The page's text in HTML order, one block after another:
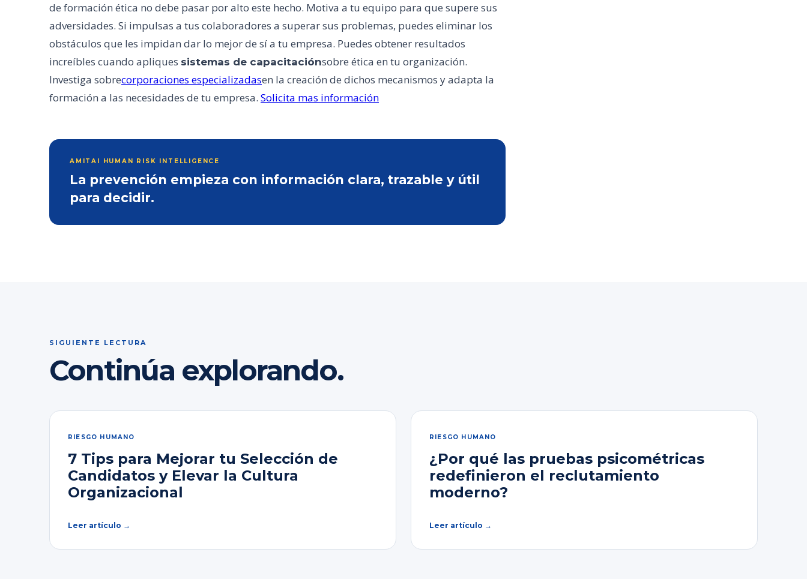
de formación ética no debe pasar por alto este hecho. Motiva a tu equipo para que supere sus
adversidades. Si impulsas a tus colaboradores a superar sus problemas, puedes eliminar los
obstáculos que les impidan dar lo mejor de sí a tu empresa. Puedes obtener resultados
increíbles cuando apliques sistemas de capacitaciónsobre ética en tu organización.
Investiga sobrecorporaciones especializadasen la creación de dichos mecanismos y adapta la
formación a las necesidades de tu empresa. Solicita mas información
AMITAI HUMAN RISK INTELLIGENCE
La prevención empieza con información clara, trazable y útil
para decidir.
SIGUIENTE LECTURA
Continúa explorando.
RIESGO HUMANO
7 Tips para Mejorar tu Selección de
Candidatos y Elevar la Cultura
Organizacional
Leer artículo →
RIESGO HUMANO
¿Por qué las pruebas psicométricas
redefinieron el reclutamiento
moderno?
Leer artículo →